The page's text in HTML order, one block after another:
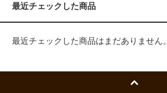
最近チェックした商品
最近チェックした商品はまだありません。